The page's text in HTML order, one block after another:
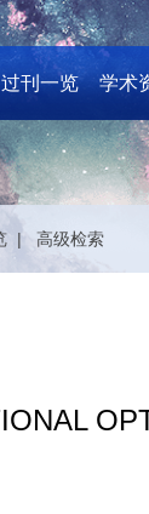
过刊一览 学术
| 高级检索